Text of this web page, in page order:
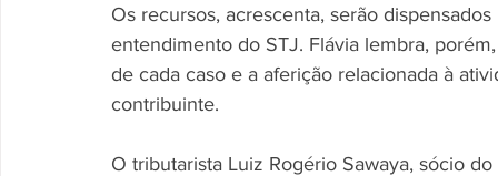
Os recursos, acrescenta, serão
entendimento do STJ. Flávia lembra,
de cada caso e a aferição relacionada à
contribuinte.
O tributarista Luiz Rogério Sawaya, sócio